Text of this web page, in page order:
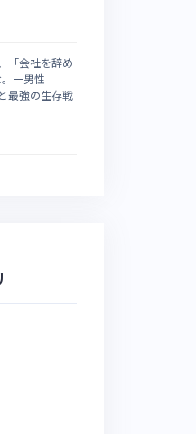
「会社を辞め
一男性
最強の生存戦